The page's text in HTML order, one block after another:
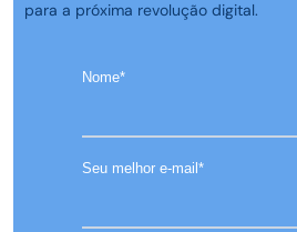
para a próxima revolução digital.